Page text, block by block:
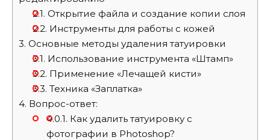
2.1. Открытие файла и создание копии слоя
2.2. Инструменты для работы с кожей
3. Основные методы удаления татуировки
3.1. Использование инструмента «Штамп»
3.2. Применение «Лечащей кисти»
3.3. Техника «Заплатка»
4. Вопрос-ответ:
4.0.1. Как удалить татуировку с
фотографии в Photoshop?